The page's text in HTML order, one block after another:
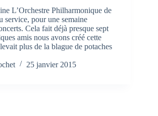
L’Orchestre Philharmonique de
service, pour une semaine
Cela fait déjà presque sept
amis nous avons créé cette
plus de la blague de potaches
25 janvier 2015